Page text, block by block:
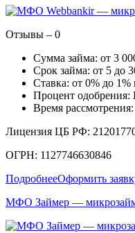
Отзывы – 0
Сумма займа: от 3
Срок займа: от 5 до
Ставка: от 0% до 1%
Процент одобрения:
Время
Лицензия ЦБ РФ:
ОГРН: 1127746630846
ПодробнееОформить
МФО Займер —